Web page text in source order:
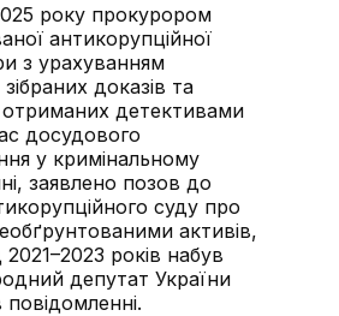
року прокурором
антикорупційної
з урахуванням
доказів та
отриманих детективами
досудового
у кримінальному
заявлено позов до
суду про
активів,
2021–2023 років набув
депутат України